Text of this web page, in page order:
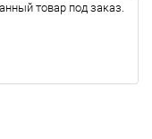
товар под заказ.